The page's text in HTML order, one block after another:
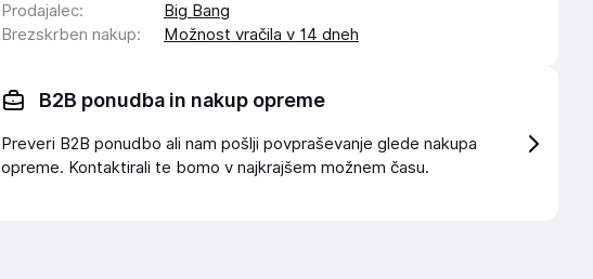
Prodajalec:
Big Bang
Brezskrben nakup: Možnost vračila v 14 dneh
B2B ponudba in nakup opreme
Preveri B2B ponudbo ali nam pošlji povpraševanje glede nakupa
opreme. Kontaktirali te bomo v najkrajšem možnem času.